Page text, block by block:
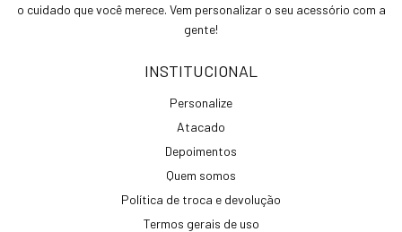
o cuidado que você merece. Vem personalizar o seu acessório com a
gente!
INSTITUCIONAL
Personalize
Atacado
Depoimentos
Quem somos
Política de troca e devolução
Termos gerais de uso